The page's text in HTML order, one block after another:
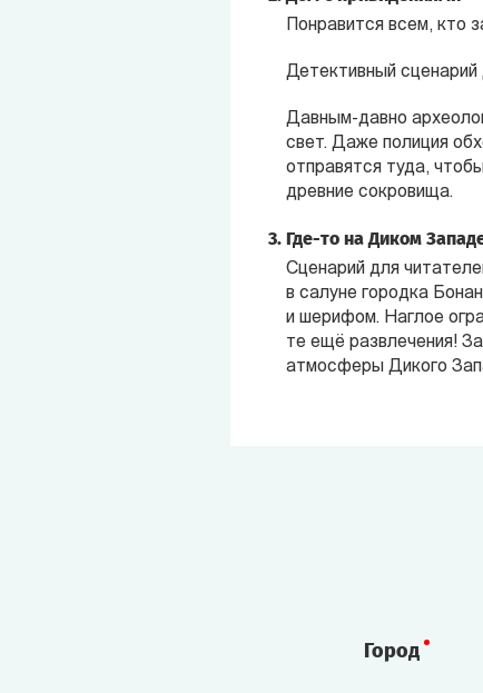
Понравится всем, кто
Детективный
Давным-давно
свет. Даже полиция
отправятся туда,
древние сокровища.
Где-то на Диком
Сценарий для
в салуне городка
и шерифом. Наглое
те ещё развлечения!
атмосферы Дикого
Город